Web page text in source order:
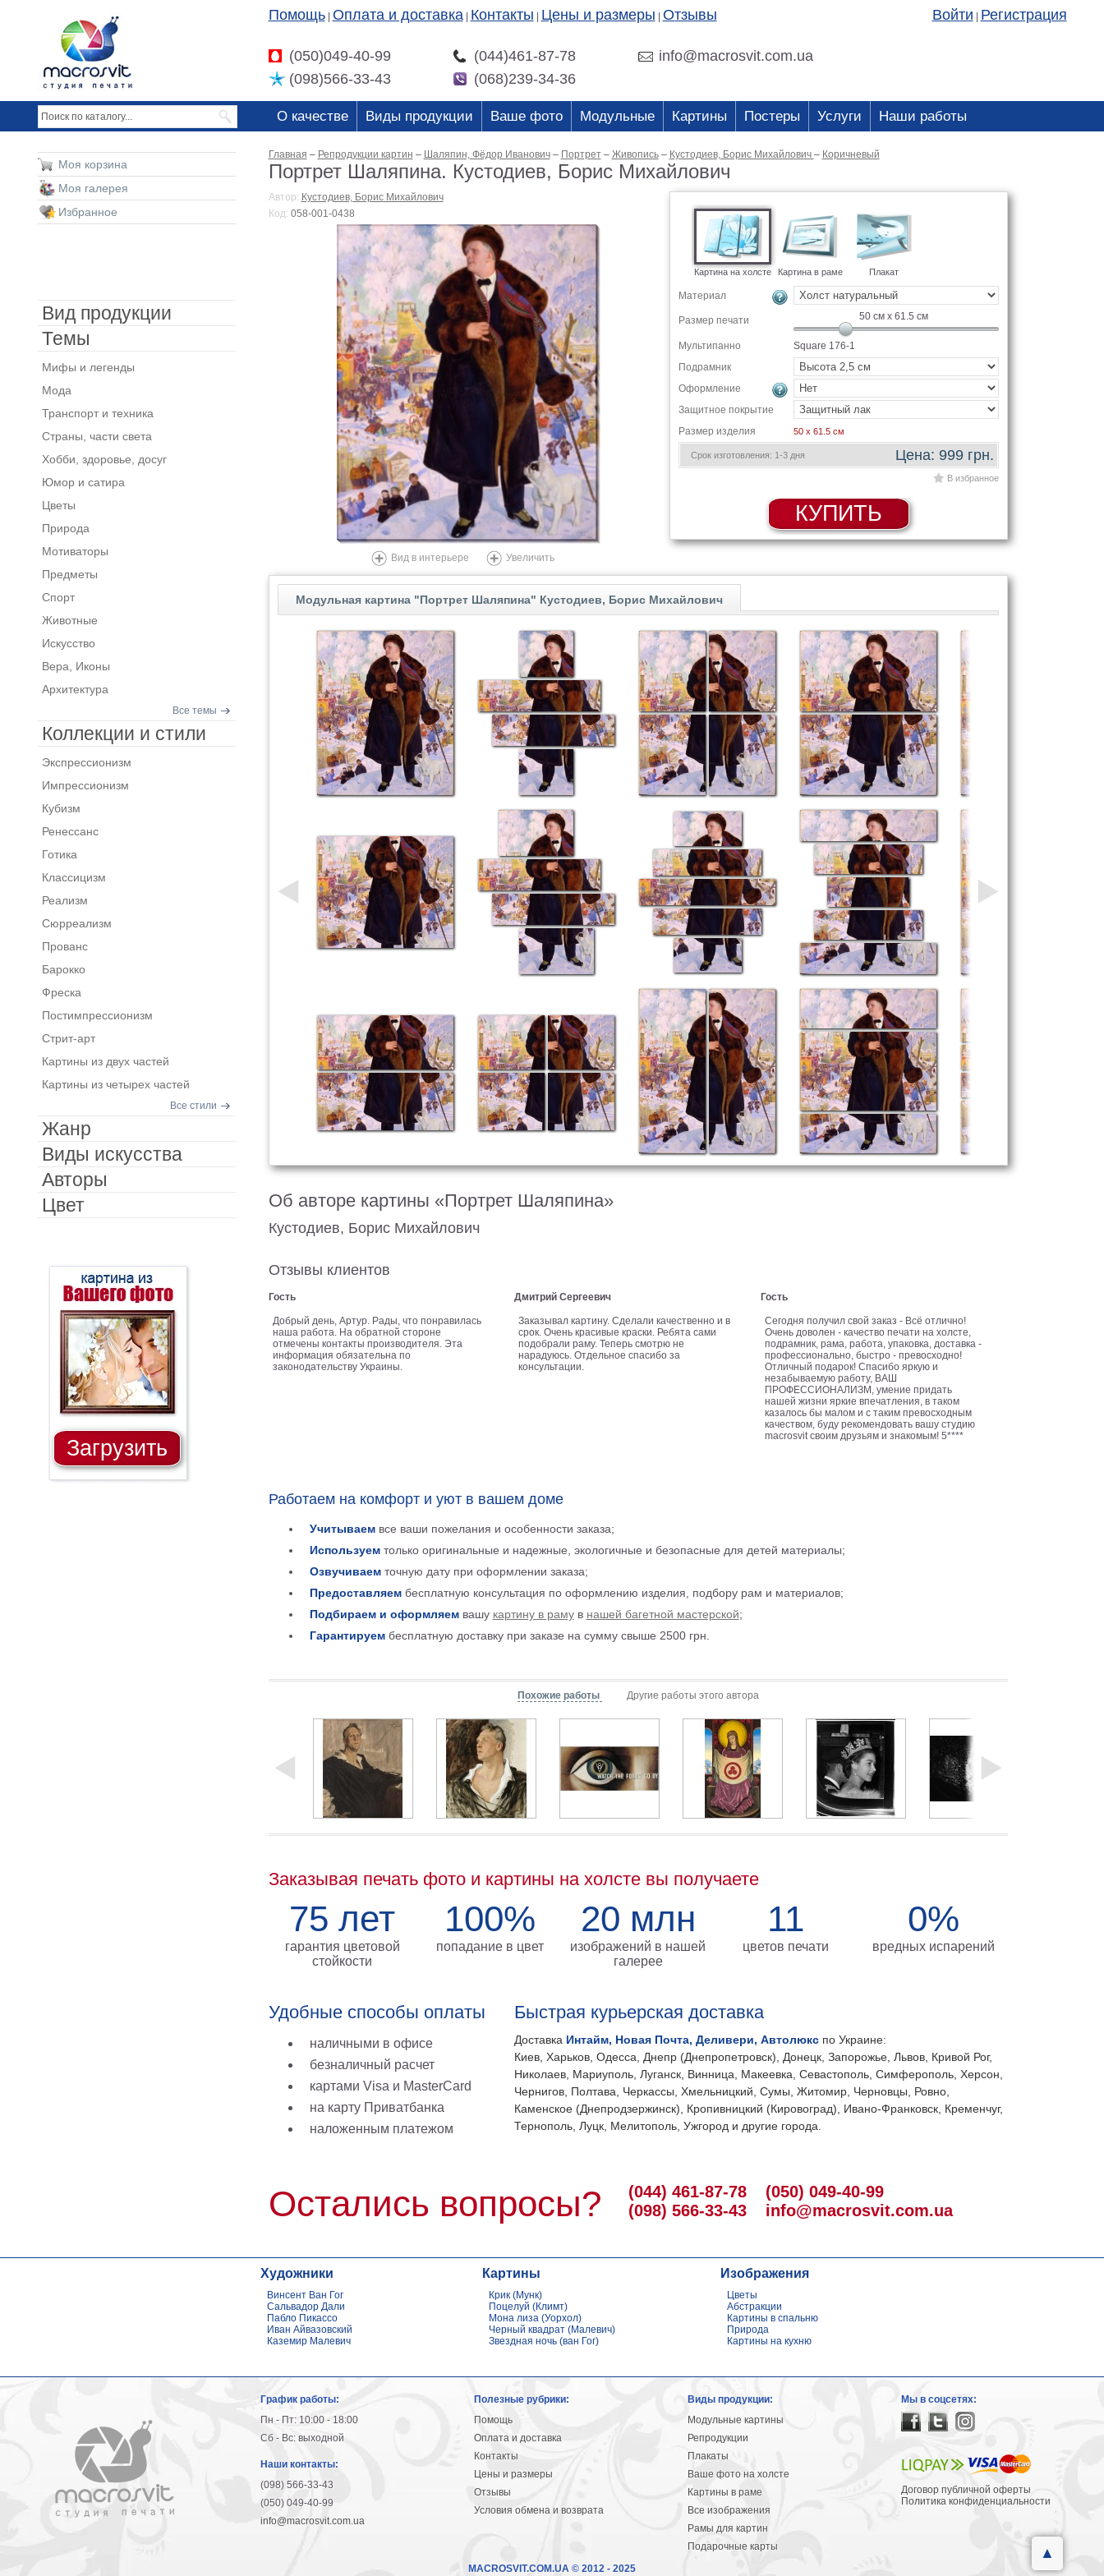
Помощь Оплата и доставка Контакты Цены и размеры Отзывы Войти Регистрация
(050)049-40-99 (044)461-87-78
info@macrosvit.com.ua
(098)566-33-43
(068)239-34-36
О качестве Виды продукции Ваше фото Модульные Картины Постеры Услуги Наши работы
Главная – Репродукции картин – Шаляпин, Фёдор Иванович – Портрет – Живопись – Кустодиев, Борис Михайлович – Коричневый
Портрет Шаляпина. Кустодиев, Борис Михайлович
Автор: Кустодиев, Борис Михайлович
Код: 058-001-0438
Вид в интерьере Увеличить
Картина на холсте Картина в раме Плакат
Материал
Размер печати 50см x 61.5 см
Мультипанно
Square 176-1
Подрамник
Оформление
Защитное покрытие
Размер изделия
50 x 61.5 см
Срок изготовления: 1-3 дня Цена: 999 грн.
В избранное
КУПИТЬ
Модульная картина "Портрет Шаляпина" Кустодиев, Борис Михайлович
Об авторе картины «Портрет Шаляпина»
Кустодиев, Борис Михайлович
Отзывы клиентов
Гость
Добрый день, Артур. Рады, что понравилась
наша работа. На обратной стороне
отмечены контакты производителя. Эта
информация обязательна по
законодательству Украины.
Дмитрий Сергеевич
Заказывал картину. Сделали качественно и в
срок. Очень красивые краски. Ребята сами
подобрали раму. Теперь смотрю не
нарадуюсь. Отдельное спасибо за
консультации.
Гость
Сегодня получил свой заказ - Всё отлично!
Очень доволен - качество печати на холсте,
подрамник, рама, работа, упаковка, доставка -
профессионально, быстро - превосходно!
Отличный подарок! Спасибо яркую и
незабываемую работу, ВАШ
ПРОФЕССИОНАЛИЗМ, умение придать
нашей жизни яркие впечатления, в таком
казалось бы малом и с таким превосходным
качеством, буду рекомендовать вашу студию
macrosvit своим друзьям и знакомым! 5****
Работаем на комфорт и уют в вашем доме
Учитываемвсе ваши пожелания и особенности заказа;
Используемтолько оригинальные и надежные, экологичные и безопасные для детей материалы;
Озвучиваемточную дату при оформлении заказа;
Предоставляембесплатную консультация по оформлению изделия, подбору рам и материалов;
Подбираем и оформляемвашу картину в рамув нашей багетной мастерской;
Гарантируембесплатную доставку при заказе на сумму свыше 2500 грн.
Похожие работы Другие работы этого автора
Заказывая печать фото и картины на холсте вы получаете
75 лет
гарантия цветовой
стойкости
100%
попадание в цвет
20 млн
изображений в нашей
галерее
11
цветов печати
0%
вредных испарений
Удобные способы оплаты
наличными в офисе
безналичный расчет
картами Visa и MasterCard
на карту Приватбанка
наложенным платежом
Быстрая курьерская доставка
Доставка Интайм, Новая Почта, Деливери, Автолюкс по Украине:
Киев, Харьков, Одесса, Днепр (Днепропетровск), Донецк, Запорожье, Львов, Кривой Рог,
Николаев, Мариуполь, Луганск, Винница, Макеевка, Севастополь, Симферополь, Херсон,
Чернигов, Полтава, Черкассы, Хмельницкий, Сумы, Житомир, Черновцы, Ровно,
Каменское (Днепродзержинск), Кропивницкий (Кировоград), Ивано-Франковск, Кременчуг,
Тернополь, Луцк, Мелитополь, Ужгород и другие города.
Остались вопросы?
(044) 461-87-78
(098) 566-33-43
(050) 049-40-99
info@macrosvit.com.ua
Моя корзина
Моя галерея
Избранное
Вид продукции
Темы
Мифы и легенды
Мода
Транспорт и техника
Страны, части света
Хобби, здоровье, досуг
Юмор и сатира
Цветы
Природа
Мотиваторы
Предметы
Спорт
Животные
Искусство
Вера, Иконы
Архитектура
Все темы
Коллекции и стили
Экспрессионизм
Импрессионизм
Кубизм
Ренессанс
Готика
Классицизм
Реализм
Сюрреализм
Прованс
Барокко
Фреска
Постимпрессионизм
Стрит-арт
Картины из двух частей
Картины из четырех частей
Все стили
Жанр
Виды искусства
Авторы
Цвет
Загрузить
Художники
Винсент Ван Гог
Сальвадор Дали
Пабло Пикассо
Иван Айвазовский
Каземир Малевич
Картины
Крик (Мунк)
Поцелуй (Климт)
Мона лиза (Уорхол)
Черный квадрат (Малевич)
Звездная ночь (ван Гог)
Изображения
Цветы
Абстракции
Картины в спальню
Природа
Картины на кухню
График работы:
Пн - Пт: 10:00 - 18:00
Сб - Вс: выходной
Наши контакты:
(098) 566-33-43
(050) 049-40-99
info@macrosvit.com.ua
Полезные рубрики:
Помощь
Оплата и доставка
Контакты
Цены и размеры
Отзывы
Условия обмена и возврата
Виды продукции:
Модульные картины
Репродукции
Плакаты
Ваше фото на холсте
Картины в раме
Все изображения
Рамы для картин
Подарочные карты
Мы в соцсетях:
Договор публичной оферты
Политика конфиденциальности
MACROSVIT.COM.UA © 2012 - 2025
▲